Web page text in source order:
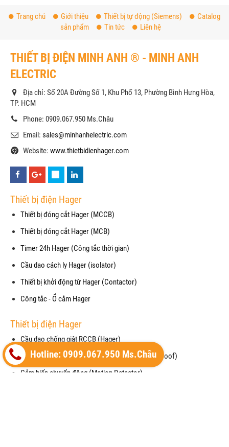
Trang chủ Giới thiệu Thiết bị tự động (Siemens)
Catalog
sản phẩm
Tin tức Liên hệ
THIẾT BỊ ĐIỆN MINH ANH ® - MINH ANH
ELECTRIC
Địa chỉ: Số 20A Đường Số 1, Khu Phố 13, Phường Bình Hưng Hòa,
TP. HCM
Phone: 0909.067.950 Ms.Châu
Email: sales@minhanhelectric.com
Website: www.thietbidienhager.com
Thiết bị điện Hager
Thiết bị đóng cắt Hager (MCCB)
Thiết bị đóng cắt Hager (MCB)
Timer 24h Hager (Công tắc thời gian)
Cầu dao cách ly Hager (isolator)
Thiết bị khởi động từ Hager (Contactor)
Công tắc - Ổ cắm Hager
Thiết bị điện Hager
Cầu dao chống giật RCCB (Hager)
Mặt che chống thấm nước cho công tắc (waterproof)
Cảm biến chuyển động (Motion Detector)
Hotline: 0909.067.950 Ms.Châu